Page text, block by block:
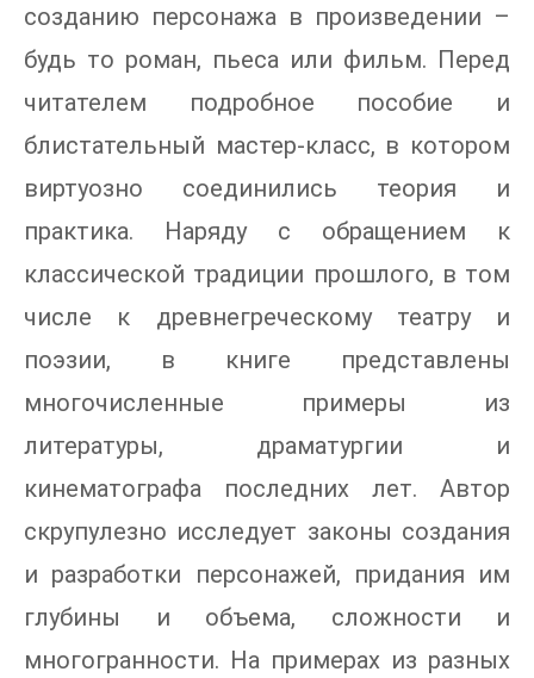
созданию персонажа в произведении –
будь то роман, пьеса или фильм. Перед
читателем подробное пособие и
блистательный мастер-класс, в котором
виртуозно соединились теория и
практика. Наряду с обращением к
классической традиции прошлого, в том
числе к древнегреческому театру и
поэзии, в книге представлены
многочисленные примеры из
литературы, драматургии и
кинематографа последних лет. Автор
скрупулезно исследует законы создания
и разработки персонажей, придания им
глубины и объема, сложности и
многогранности. На примерах из разных